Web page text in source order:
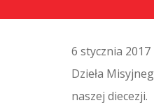
6 stycznia
Dzieła
naszej diecezji.